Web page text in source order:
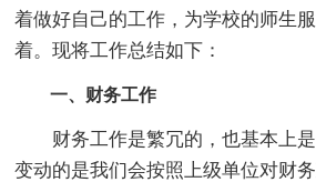
着做好自己的工作，为学校的师生
着。现将工作总结如下：
一、财务工作
财务工作是繁冗的，也基本上是
变动的是我们会按照上级单位对财